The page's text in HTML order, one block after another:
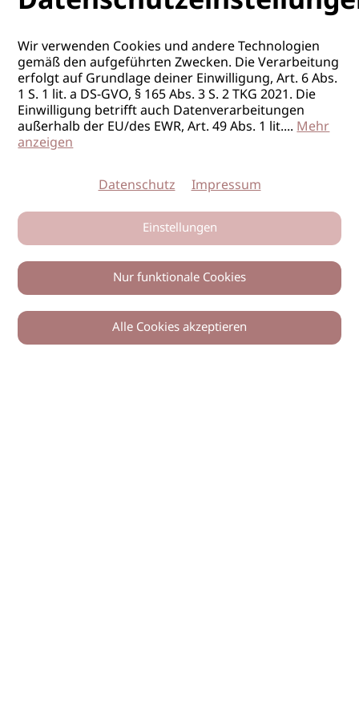
0
Wir verwenden Cookies und andere Technologien
gemäß den aufgeführten Zwecken. Die Verarbeitung
erfolgt auf Grundlage deiner Einwilligung, Art. 6 Abs.
1 S. 1 lit. a DS-GVO, § 165 Abs. 3 S. 2 TKG 2021. Die
Einwilligung betrifft auch Datenverarbeitungen
außerhalb der EU/des EWR, Art. 49 Abs. 1 lit....Mehr
anzeigen
Datenschutz Impressum
Einstellungen
Nur funktionale Cookies
Alle Cookies akzeptieren